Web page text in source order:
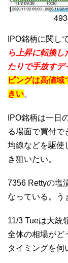
IPO銘柄に関し
ら上昇に転換
たりで手放すデ
ピングは高値
きい。
IPO銘柄は一日
る場面で買付で
均線などを駆使
き狙いたい。
7356 Rettyの塩
なっている。う
11/3 Tueは大統
全体の相場がど
タイミングを伺